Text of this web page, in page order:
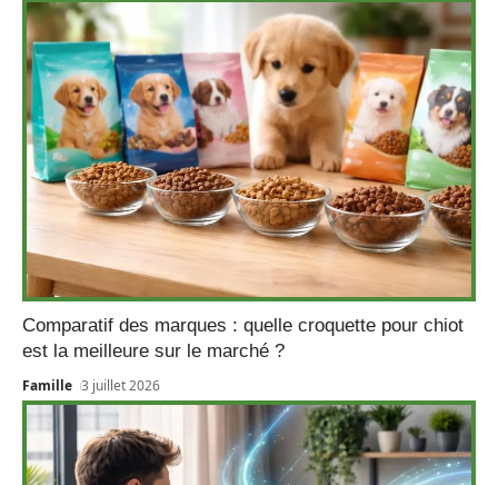
Comparatif des marques : quelle croquette pour chiot
est la meilleure sur le marché ?
Famille 3 juillet 2026